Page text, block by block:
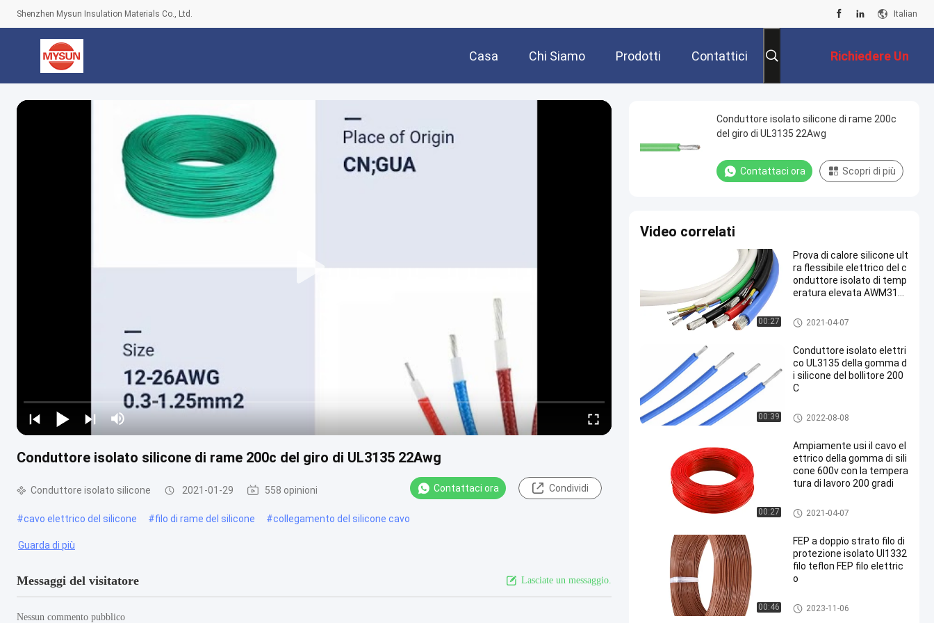
Shenzhen Mysun Insulation Materials Co., Ltd. Italian
Casa Chi Siamo Prodotti Contattici Richiedere Un
Preventivo
Conduttore isolato silicone di rame 200c del giro di UL3135 22Awg
Conduttore isolato silicone 2021-01-29 558 opinioni Contattaci ora Condividi
#cavo elettrico del silicone #filo di rame del silicone #collegamento del silicone cavo
Guarda di più
Messaggi del visitatore Lasciate un messaggio.
Nessun commento pubblico
Conduttore isolato silicone di rame 200c
del giro di UL3135 22Awg
Contattaci ora Scopri di più
Video correlati
00:27
Prova di calore silicone ult
ra flessibile elettrico del c
onduttore isolato di temp
eratura elevata AWM313
Conduttore isolato silicone
2021-04-07
00:39
Conduttore isolato elettri
co UL3135 della gomma d
i silicone del bollitore 200
C
Conduttore isolato silicone
2022-08-08
00:27
Ampiamente usi il cavo el
ettrico della gomma di sili
cone 600v con la tempera
tura di lavoro 200 gradi
Conduttore isolato silicone
2021-04-07
00:46
FEP a doppio strato filo di
protezione isolato Ul1332
filo teflon FEP filo elettric
o
Conduttore isolato silicone
2023-11-06